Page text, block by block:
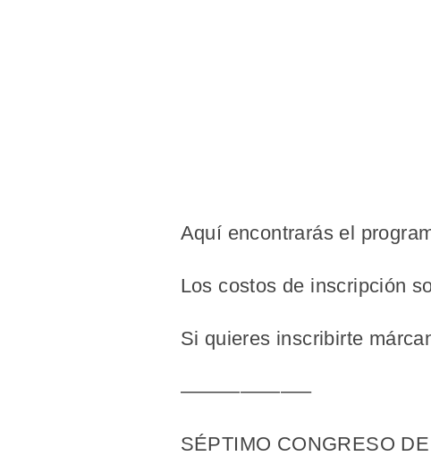
Aquí encontrarás el
Los costos de inscripción
Si quieres inscribirte
——————–
SÉPTIMO CONGRESO